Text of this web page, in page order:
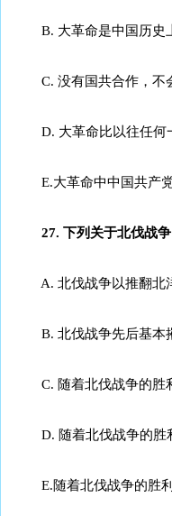
B. 大革命是中国历史上
C. 没有国共合作，不会
D. 大革命比以往任何一
E.大革命中中国共产党
27. 下列关于北伐战
A. 北伐战争以推翻北洋
B. 北伐战争先后基本
C. 随着北伐战争的胜
D. 随着北伐战争的胜
E.随着北伐战争的胜利